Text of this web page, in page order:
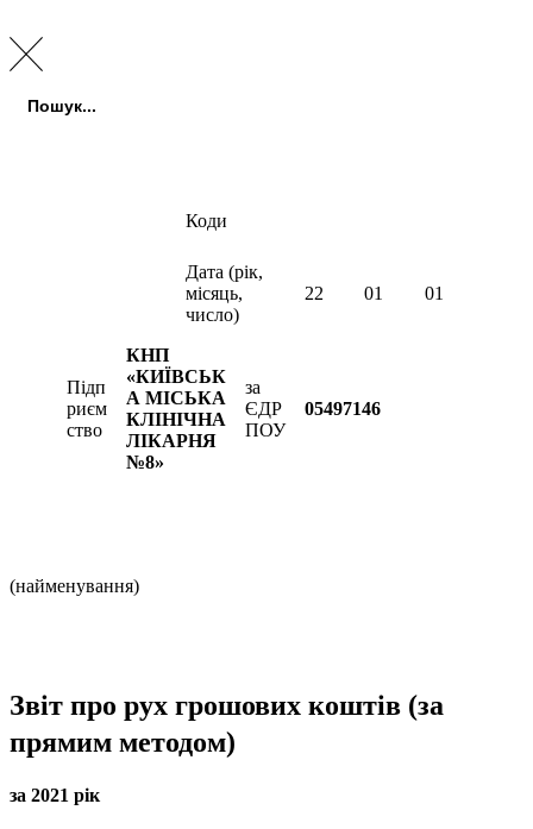
Коди
Дата (рік,
місяць,
число)
22 01 01
Підп
риєм
ство
КНП
«КИЇВСЬК
А МІСЬКА
КЛІНІЧНА
ЛІКАРНЯ
№8»
за
ЄДР
ПОУ
05497146
(найменування)
Звіт про рух грошових коштів (за
прямим методом)
за 2021 рік